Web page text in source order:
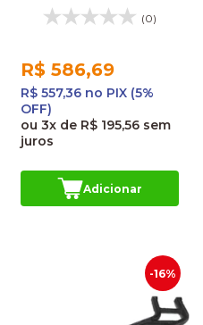
2335AP
(0)
R$ 586,69
R$ 557,36 no PIX (5%
OFF)
ou 3x de R$ 195,56 sem
juros
Adicionar
-16%